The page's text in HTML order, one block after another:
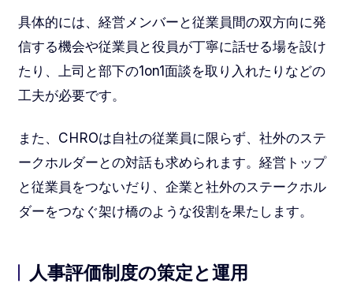
具体的には、経営メンバーと従業員間の双方向に発
信する機会や従業員と役員が丁寧に話せる場を設け
たり、上司と部下の1on1面談を取り入れたりなどの
工夫が必要です。
また、CHROは自社の従業員に限らず、社外のステ
ークホルダーとの対話も求められます。経営トップ
と従業員をつないだり、企業と社外のステークホル
ダーをつなぐ架け橋のような役割を果たします。
人事評価制度の策定と運用